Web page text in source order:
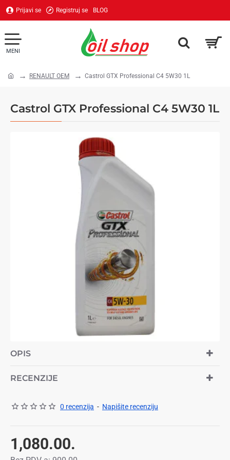
Prijavi se Registruj se BLOG
Castrol GTX Professional C4 5W30 1L
RENAULT OEM Castrol GTX Professional C4 5W30 1L
TOP BREND
OPIS
RECENZIJE
0 recenzija - Napišite recenziju
1,080.00.